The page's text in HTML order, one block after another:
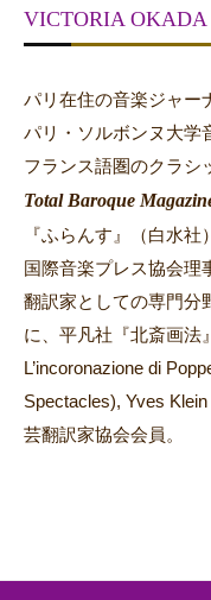
VICTORIA OKADA
パリ在住の音楽ジャー
パリ・ソルボンヌ大学
フランス語圏のクラシ
Total Baroque
『ふらんす』（白水社
国際音楽プレス協会理
翻訳家としての専門分
に、平凡社『北斎画法
L’incoronazione di
Spectacles), Yves
芸翻訳家協会会員。